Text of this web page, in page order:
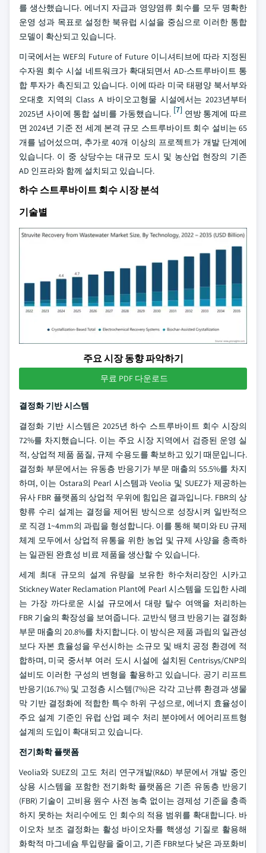
를 생산했습니다. 에너지 자급과 영양염류 회수를 모두 명확한
운영 성과 목표로 설정한 북유럽 시설을 중심으로 이러한 통합
모델이 확산되고 있습니다.
미국에서는 WEF의 Future of Future 이니셔티브에 따라 지정된
수자원 회수 시설 네트워크가 확대되면서 AD-스트루바이트 통
합 투자가 촉진되고 있습니다. 이에 따라 미국 태평양 북서부와
오대호 지역의 Class A 바이오고형물 시설에서는 2023년부터
2025년 사이에 통합 설비를 가동했습니다. [7]연방 통계에 따르
면 2024년 기준 전 세계 본격 규모 스트루바이트 회수 설비는 65
개를 넘어섰으며, 추가로 40개 이상의 프로젝트가 개발 단계에
있습니다. 이 중 상당수는 대규모 도시 및 농산업 현장의 기존
AD 인프라와 함께 설치되고 있습니다.
하수 스트루바이트 회수 시장 분석
기술별
주요 시장 동향 파악하기
무료 PDF 다운로드
결정화 기반 시스템
결정화 기반 시스템은 2025년 하수 스트루바이트 회수 시장의
72%를 차지했습니다. 이는 주요 시장 지역에서 검증된 운영 실
적, 상업적 제품 품질, 규제 수용도를 확보하고 있기 때문입니다.
결정화 부문에서는 유동층 반응기가 부문 매출의 55.5%를 차지
하며, 이는 Ostara의 Pearl 시스템과 Veolia 및 SUEZ가 제공하는
유사 FBR 플랫폼의 상업적 우위에 힘입은 결과입니다. FBR의 상
향류 수리 설계는 결정을 제어된 방식으로 성장시켜 일반적으
로 직경 1~4mm의 과립을 형성합니다. 이를 통해 북미와 EU 규제
체계 모두에서 상업적 유통을 위한 농업 및 규제 사양을 충족하
는 일관된 완효성 비료 제품을 생산할 수 있습니다.
세계 최대 규모의 설계 유량을 보유한 하수처리장인 시카고
Stickney Water Reclamation Plant에 Pearl 시스템을 도입한 사례
는 가장 까다로운 시설 규모에서 대량 탈수 여액을 처리하는
FBR 기술의 확장성을 보여줍니다. 교반식 탱크 반응기는 결정화
부문 매출의 20.8%를 차지합니다. 이 방식은 제품 과립의 일관성
보다 자본 효율성을 우선시하는 소규모 및 배치 공정 환경에 적
합하며, 미국 중서부 여러 도시 시설에 설치된 Centrisys/CNP의
설비도 이러한 구성의 변형을 활용하고 있습니다. 공기 리프트
반응기(16.7%) 및 고정층 시스템(7%)은 각각 고난류 환경과 생물
막 기반 결정화에 적합한 특수 하위 구성으로, 에너지 효율성이
주요 설계 기준인 유럽 산업 폐수 처리 분야에서 에어리프트형
설계의 도입이 확대되고 있습니다.
전기화학 플랫폼
Veolia와 SUEZ의 고도 처리 연구개발(R&D) 부문에서 개발 중인
상용 시스템을 포함한 전기화학 플랫폼은 기존 유동층 반응기
(FBR) 기술이 고비용 원수 사전 농축 없이는 경제성 기준을 충족
하지 못하는 처리수에도 인 회수의 적용 범위를 확대합니다. 바
이오차 보조 결정화는 활성 바이오차를 핵생성 기질로 활용해
화학적 마그네슘 투입량을 줄이고, 기존 FBR보다 낮은 과포화비